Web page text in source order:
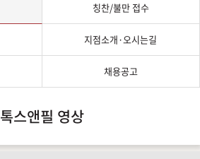
칭찬/불만 접수
지점소개·오시는길
채용공고
톡스앤필 영상